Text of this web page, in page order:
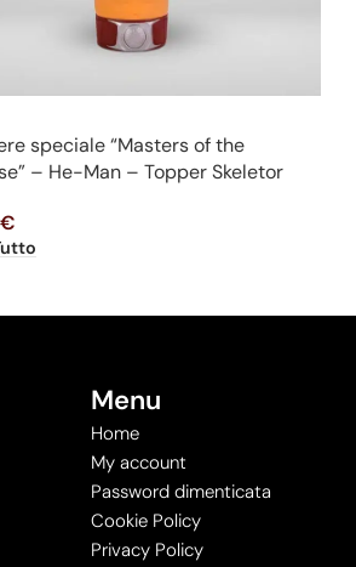
speciale “Masters of the
– He-Man – Topper Skeletor
€
Menu
Home
My account
Password dimenticata
Cookie Policy
Privacy Policy